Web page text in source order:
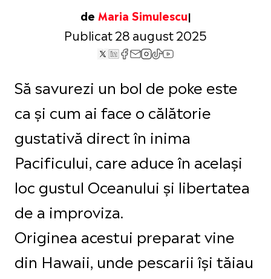
de Maria Simulescu
Publicat 28 august 2025
Să savurezi un bol de poke este
ca și cum ai face o călătorie
gustativă direct în inima
Pacificului, care aduce în același
loc gustul Oceanului și libertatea
de a improviza.
Originea acestui preparat vine
din Hawaii, unde pescarii își tăiau